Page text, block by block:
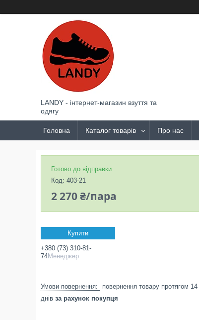
LANDY - інтернет-магазин взуття та
одягу
Головна Каталог товарів Про нас
Готово до відправки
Код: 403-21
2 270 ₴/пара
Купити
+380 (73) 310-81-
74Менеджер
повернення товару протягом 14
днів за рахунок покупця